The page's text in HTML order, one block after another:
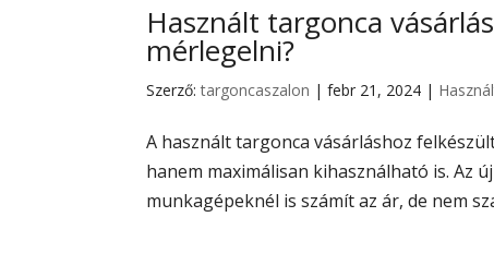
Használt targonca
mérlegelni?
Szerző:targoncaszalon |febr 21, 2024 |
A használt targonca vásárláshoz
hanem maximálisan kihasználható is. Az
munkagépeknél is számít az ár, de nem